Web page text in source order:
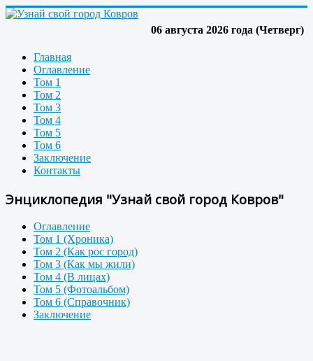
06 августа 2026 года (Четверг)
Главная
Оглавление
Том 1
Том 2
Том 3
Том 4
Том 5
Том 6
Заключение
Контакты
Энциклопедия "Узнай свой город Ковров"
Оглавление
Том 1 (Хроника)
Том 2 (Как рос город)
Том 3 (Как мы жили)
Том 4 (В лицах)
Том 5 (Фотоальбом)
Том 6 (Справочник)
Заключение